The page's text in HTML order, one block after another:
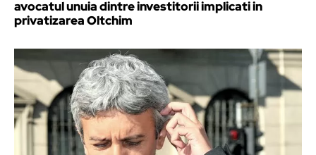
avocatul unuia dintre investitorii implicati in
privatizarea Oltchim